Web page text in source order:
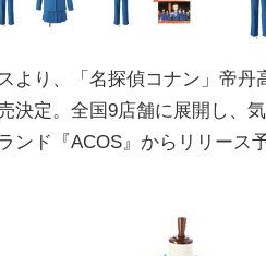
より、「名探偵コナン」帝丹
決定。全国9店舗に展開し、
ンド『ACOS』からリリース